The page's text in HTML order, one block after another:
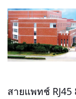
สายแพทช์ RJ45